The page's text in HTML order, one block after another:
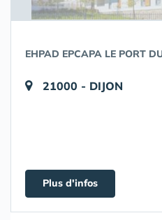
EHPAD EPCAPA LE PORT
21000 - DIJON
Plus d'infos